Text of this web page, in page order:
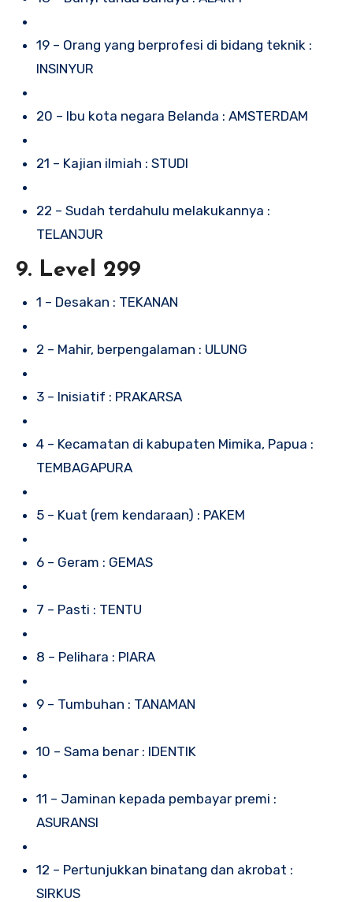
19 – Orang yang berprofesi di bidang teknik :
INSINYUR
20 – Ibu kota negara Belanda : AMSTERDAM
21 – Kajian ilmiah : STUDI
22 – Sudah terdahulu melakukannya :
TELANJUR
9. Level 299
1 – Desakan : TEKANAN
2 – Mahir, berpengalaman : ULUNG
3 – Inisiatif : PRAKARSA
4 – Kecamatan di kabupaten Mimika, Papua :
TEMBAGAPURA
5 – Kuat (rem kendaraan) : PAKEM
6 – Geram : GEMAS
7 – Pasti : TENTU
8 – Pelihara : PIARA
9 – Tumbuhan : TANAMAN
10 – Sama benar : IDENTIK
11 – Jaminan kepada pembayar premi :
ASURANSI
12 – Pertunjukkan binatang dan akrobat :
SIRKUS